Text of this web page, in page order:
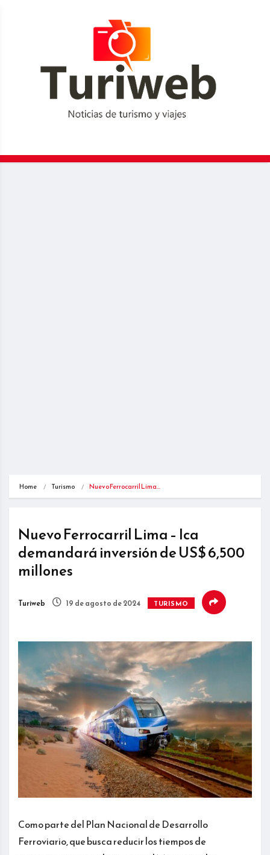
Home Turismo Nuevo Ferrocarril Lima…
Nuevo Ferrocarril Lima – Ica
demandará inversión de US$ 6,500
millones
Turiweb 19 de agosto de 2024 TURISMO
Como parte del Plan Nacional de Desarrollo
Ferroviario, que busca reducir los tiempos de